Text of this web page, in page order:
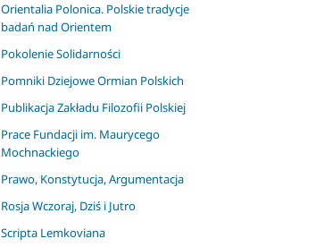
Orientalia Polonica. Polskie tradycje
badań nad Orientem
Pokolenie Solidarności
Pomniki Dziejowe Ormian Polskich
Publikacja Zakładu Filozofii Polskiej
Prace Fundacji im. Maurycego
Mochnackiego
Prawo, Konstytucja, Argumentacja
Rosja Wczoraj, Dziś i Jutro
Scripta Lemkoviana